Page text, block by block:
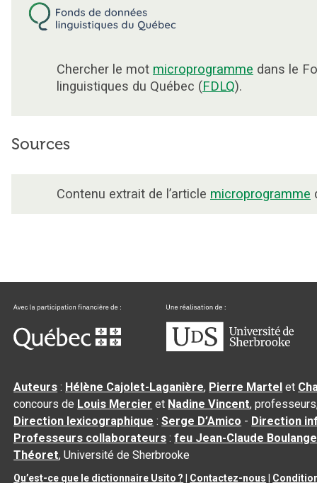
Chercher le mot microprogramme dans le
linguistiques du Québec (FDLQ).
Sources
Contenu extrait de l’article microprogramme
Auteurs : Hélène Cajolet-Laganière, Pierre Martel et
concours de Louis Mercier et Nadine Vincent,
Direction lexicographique :Serge D’Amico - Direction
Professeurs collaborateurs :feu Jean-Claude
Théoret, Université de Sherbrooke
Qu’est-ce que le dictionnaire Usito ? Contactez-nous